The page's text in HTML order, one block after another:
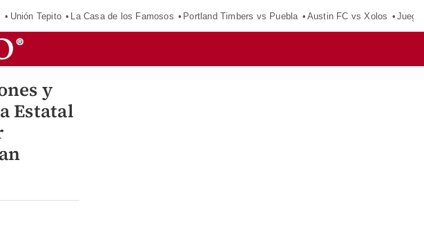
Unión Tepito La Casa de los Famosos Portland Timbers vs Puebla Austin FC vs Xolos
y
Estatal